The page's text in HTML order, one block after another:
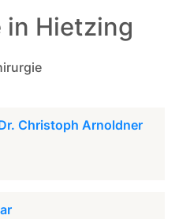
in Hietzing
Christoph Arnoldner